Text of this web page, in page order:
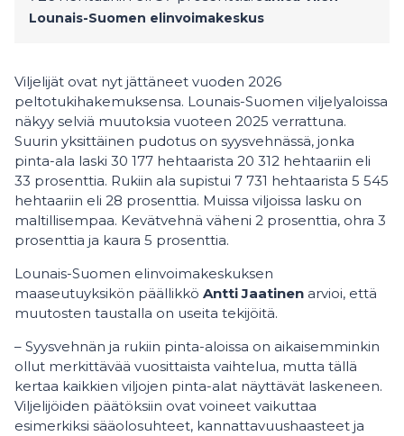
Lounais-Suomen elinvoimakeskus
Viljelijät ovat nyt jättäneet vuoden 2026
peltotukihakemuksensa. Lounais-Suomen viljelyaloissa
näkyy selviä muutoksia vuoteen 2025 verrattuna.
Suurin yksittäinen pudotus on syysvehnässä, jonka
pinta-ala laski 30 177 hehtaarista 20 312 hehtaariin eli
33 prosenttia. Rukiin ala supistui 7 731 hehtaarista 5 545
hehtaariin eli 28 prosenttia. Muissa viljoissa lasku on
maltillisempaa. Kevätvehnä väheni 2 prosenttia, ohra 3
prosenttia ja kaura 5 prosenttia.
Lounais-Suomen elinvoimakeskuksen
maaseutuyksikön päällikkö Antti Jaatinen arvioi, että
muutosten taustalla on useita tekijöitä.
– Syysvehnän ja rukiin pinta-aloissa on aikaisemminkin
ollut merkittävää vuosittaista vaihtelua, mutta tällä
kertaa kaikkien viljojen pinta-alat näyttävät laskeneen.
Viljelijöiden päätöksiin ovat voineet vaikuttaa
esimerkiksi sääolosuhteet, kannattavuushaasteet ja